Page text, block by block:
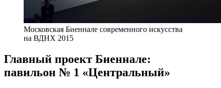
Московская Биеннале современного искусства
на ВДНХ 2015
Главный проект Биеннале:
павильон № 1 «Центральный»